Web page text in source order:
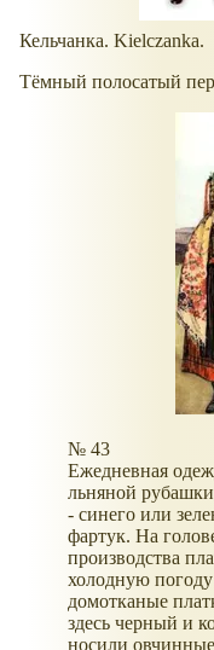
Кельчанка. Kielczanka.
Тёмный полосатый
№ 43
Ежедневная
льняной
- синего или
фартук. На
производства
холодную
домотканые
здесь черный и
носили